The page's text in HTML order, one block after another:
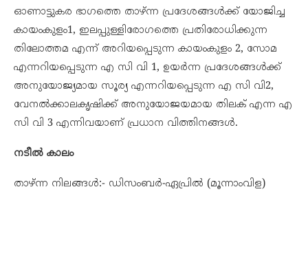
ഓണാട്ടുകര ഭാഗത്തെ താഴ്ന്ന പ്രദേശങ്ങള്‍ക്ക് യോജിച്ച
കായംകുളം1, ഇലപ്പുള്ളിരോഗത്തെ പ്രതിരോധിക്കുന്ന
തിലോത്തമ എന്ന് അറിയപ്പെടുന്ന കായംകുളം 2, സോമ
എന്നറിയപ്പെടുന്ന എ സി വി 1, ഉയര്‍ന്ന പ്രദേശങ്ങള്‍ക്ക്
അനുയോജ്യമായ സൂര്യ എന്നറിയപ്പെടുന്ന എ സി വി2,
വേനല്‍ക്കാലകൃഷിക്ക് അനുയോജയമായ തിലക് എന്ന എ
സി വി 3 എന്നിവയാണ് പ്രധാന വിത്തിനങ്ങള്‍.
നടീൽ കാലം
താഴ്ന്ന നിലങ്ങള്‍:- ഡിസംബര്‍-ഏപ്രില്‍ (മൂന്നാംവിള)